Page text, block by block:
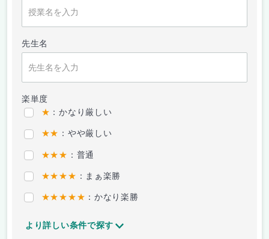
先生名
楽単度
★ ：かなり厳しい
★★ ：やや厳しい
★★★ ：普通
★★★★ ：まぁ楽勝
★★★★★ ：かなり楽勝
より詳しい条件で探す